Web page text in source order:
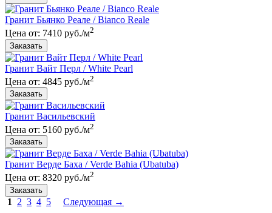
Гранит Бьянко Реале / Bianco Reale
Цена от: 7410 руб./м2
Гранит Вайт Перл / White Pearl
Цена от: 4845 руб./м2
Гранит Васильевский
Цена от: 5160 руб./м2
Гранит Верде Баха / Verde Bahia (Ubatuba)
Цена от: 8320 руб./м2
1 2 3 4 5
Следующая →